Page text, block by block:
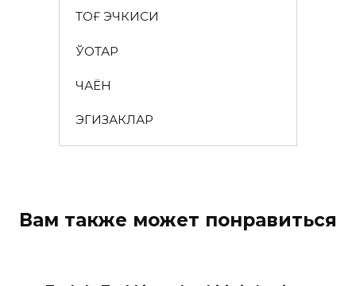
ТОҒ ЭЧКИСИ
ЎҚОТАР
ЧАЁН
ЭГИЗАКЛАР
Вам также может понравиться